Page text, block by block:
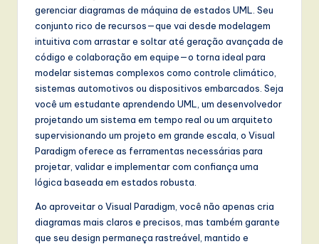
gerenciar diagramas de máquina de estados UML. Seu
conjunto rico de recursos—que vai desde modelagem
intuitiva com arrastar e soltar até geração avançada de
código e colaboração em equipe—o torna ideal para
modelar sistemas complexos como controle climático,
sistemas automotivos ou dispositivos embarcados. Seja
você um estudante aprendendo UML, um desenvolvedor
projetando um sistema em tempo real ou um arquiteto
supervisionando um projeto em grande escala, o Visual
Paradigm oferece as ferramentas necessárias para
projetar, validar e implementar com confiança uma
lógica baseada em estados robusta.
Ao aproveitar o Visual Paradigm, você não apenas cria
diagramas mais claros e precisos, mas também garante
que seu design permaneça rastreável, mantido e